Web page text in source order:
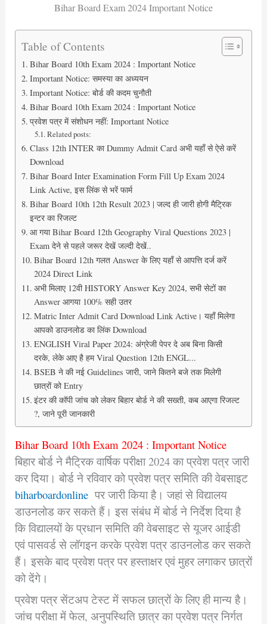
Bihar Board Exam 2024 Important Notice
Table of Contents
Bihar Board 10th Exam 2024 : Important Notice
Important Notice: समस्या का अध्ययन
Important Notice: बोर्ड की कदम चुनौती
Bihar Board 10th Exam 2024 : Important Notice
प्रवेश पत्र में संशोधन नहीं: Important Notice
Related posts:
Class 12th INTER का Dummy Admit Card अभी यहाँ से ऐसे करें
Download
Bihar Board Inter Examination Form Fill Up Exam 2024
Link Active, इस लिंक से भरें फार्म
Bihar Board 10th 12th Result 2023 | जल्द ही जारी होगी मैट्रिक
इन्टर का रिजल्ट
आ गया Bihar Board 12th Geography Viral Questions 2023 |
Exam देने से पहले जरूर देखें जल्दी देखें..
Bihar Board 12th गलत Answer के लिए यहाँ से आपत्ति दर्ज करें
2024 Direct Link
अभी मिलाए 12वी HISTORY Answer Key 2024, सभी सेटों का
Answer आगया 100% सही उतर
Matric Inter Admit Card Download Link Active। यहाँ मिलेगा
आपको डाउनलोड का लिंक Download
ENGLISH Viral Paper 2024: अंग्रेजी पेपर दे अब बिना किसी
दरके, लेके आए है हम Viral Question 12th ENGL...
BSEB ने की नई Guidelines जारी, जाने कितने बजे तक मिलेगी
छात्रों को Entry
इंटर की कॉपी जांच को लेकर बिहार बोर्ड ने की सख्ती, कब आएगा रिजल्ट
?, जाने पूरी जानकारी
Bihar Board 10th Exam 2024 : Important Notice
बिहार बोर्ड ने मैट्रिक वार्षिक परीक्षा 2024 का प्रवेश पत्र जारी
कर दिया। बोर्ड ने रविवार को प्रवेश पत्र समिति की वेबसाइट
biharboardonlineपर जारी किया है। जहां से विद्यालय
डाउनलोड कर सकते हैं। इस संबंध में बोर्ड ने निर्देश दिया है
कि विद्यालयों के प्रधान समिति की वेबसाइट से यूजर आईडी
एवं पासवर्ड से लॉगइन करके प्रवेश पत्र डाउनलोड कर सकते
हैं। इसके बाद प्रवेश पत्र पर हस्ताक्षर एवं मुहर लगाकर छात्रों
को देंगे।
प्रवेश पत्र सेंटअप टेस्ट में सफल छात्रों के लिए ही मान्य है।
जांच परीक्षा में फेल, अनुपस्थिति छात्र का प्रवेश पत्र निर्गत